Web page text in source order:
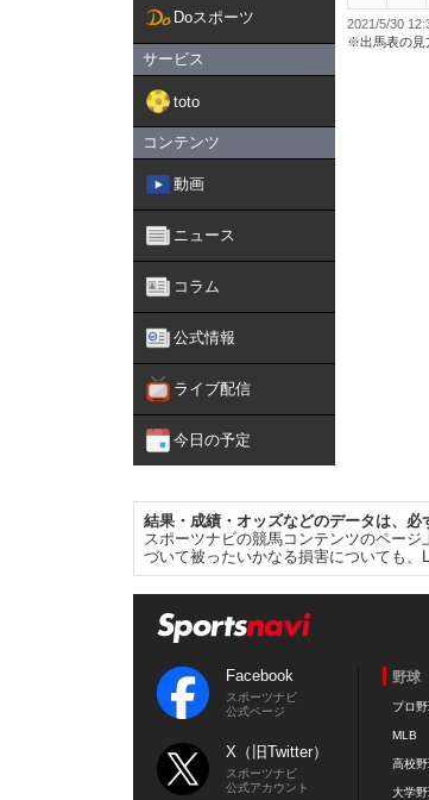
Doスポーツ
サービス
toto
コンテンツ
動画
ニュース
コラム
公式情報
ライブ配信
今日の予定
2021/5/30
※出馬表の見
結果・成績・オッズなどのデータは、必
スポーツナビの競馬コンテンツのペー
づいて被ったいかなる損害についても、
Facebook
スポーツナビ
公式ページ
X（旧Twitter）
スポーツナビ
公式アカウント
野球
プロ
MLB
高校
大学